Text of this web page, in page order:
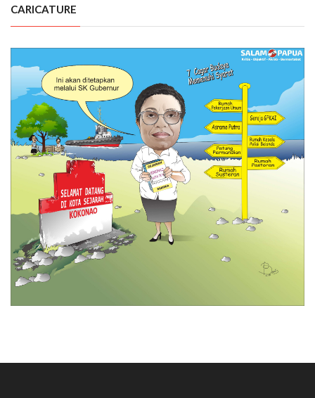
CARICATURE